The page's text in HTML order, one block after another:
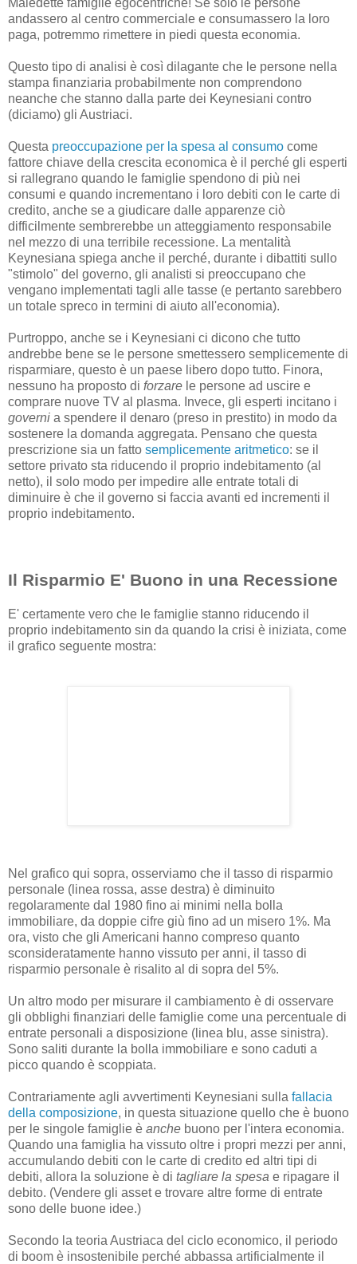
andassero al centro commerciale e consumassero la loro
paga, potremmo rimettere in piedi questa economia.
Questo tipo di analisi è così dilagante che le persone nella
stampa finanziaria probabilmente non comprendono
neanche che stanno dalla parte dei Keynesiani contro
(diciamo) gli Austriaci.
Questa preoccupazione per la spesa al consumo come
fattore chiave della crescita economica è il perché gli esperti
si rallegrano quando le famiglie spendono di più nei
consumi e quando incrementano i loro debiti con le carte di
credito, anche se a giudicare dalle apparenze ciò
difficilmente sembrerebbe un atteggiamento responsabile
nel mezzo di una terribile recessione. La mentalità
Keynesiana spiega anche il perché, durante i dibattiti sullo
"stimolo" del governo, gli analisti si preoccupano che
vengano implementati tagli alle tasse (e pertanto sarebbero
un totale spreco in termini di aiuto all'economia).
Purtroppo, anche se i Keynesiani ci dicono che tutto
andrebbe bene se le persone smettessero semplicemente di
risparmiare, questo è un paese libero dopo tutto. Finora,
nessuno ha proposto di forzare le persone ad uscire e
comprare nuove TV al plasma. Invece, gli esperti incitano i
governi a spendere il denaro (preso in prestito) in modo da
sostenere la domanda aggregata. Pensano che questa
prescrizione sia un fatto semplicemente aritmetico: se il
settore privato sta riducendo il proprio indebitamento (al
netto), il solo modo per impedire alle entrate totali di
diminuire è che il governo si faccia avanti ed incrementi il
proprio indebitamento.
Il Risparmio E' Buono in una Recessione
E' certamente vero che le famiglie stanno riducendo il
proprio indebitamento sin da quando la crisi è iniziata, come
il grafico seguente mostra:
Nel grafico qui sopra, osserviamo che il tasso di risparmio
personale (linea rossa, asse destra) è diminuito
regolaramente dal 1980 fino ai minimi nella bolla
immobiliare, da doppie cifre giù fino ad un misero 1%. Ma
ora, visto che gli Americani hanno compreso quanto
sconsideratamente hanno vissuto per anni, il tasso di
risparmio personale è risalito al di sopra del 5%.
Un altro modo per misurare il cambiamento è di osservare
gli obblighi finanziari delle famiglie come una percentuale di
entrate personali a disposizione (linea blu, asse sinistra).
Sono saliti durante la bolla immobiliare e sono caduti a
picco quando è scoppiata.
Contrariamente agli avvertimenti Keynesiani sulla fallacia
della composizione, in questa situazione quello che è buono
per le singole famiglie è anche buono per l'intera economia.
Quando una famiglia ha vissuto oltre i propri mezzi per anni,
accumulando debiti con le carte di credito ed altri tipi di
debiti, allora la soluzione è di tagliare la spesa e ripagare il
debito. (Vendere gli asset e trovare altre forme di entrate
sono delle buone idee.)
Secondo la teoria Austriaca del ciclo economico, il periodo
di boom è insostenibile perché abbassa artificialmente il